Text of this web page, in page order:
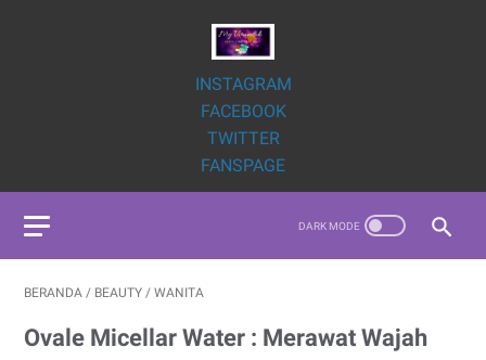
INSTAGRAM
FACEBOOK
TWITTER
FANSPAGE
BERANDA / BEAUTY / WANITA
Ovale Micellar Water : Merawat Wajah